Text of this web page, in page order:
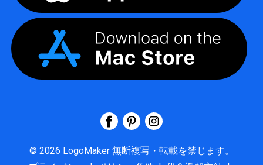
© 2026 LogoMaker 無断複写・転載を禁じます。